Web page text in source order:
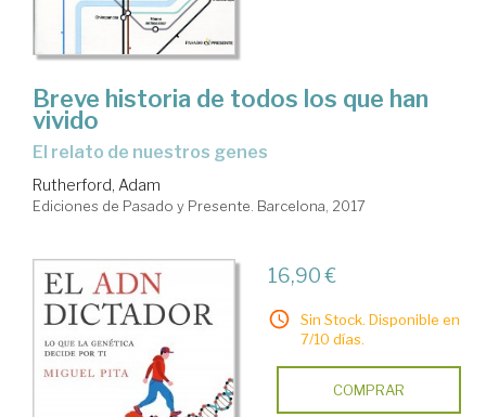
Breve historia de todos los que han
vivido
el relato de nuestros genes
Rutherford, Adam
Ediciones de Pasado y Presente. Barcelona, 2017
16,90 €
Sin Stock. Disponible en
7/10 días.
COMPRAR